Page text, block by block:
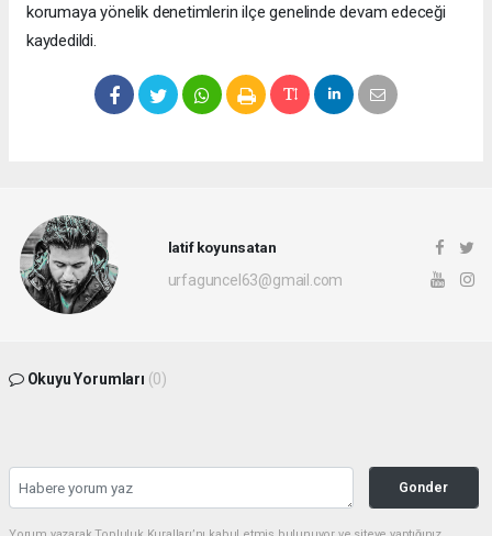
korumaya yönelik denetimlerin ilçe genelinde devam edeceği
kaydedildi.
latif koyunsatan
urfaguncel63@gmail.com
Okuyu Yorumları (0)
Gonder